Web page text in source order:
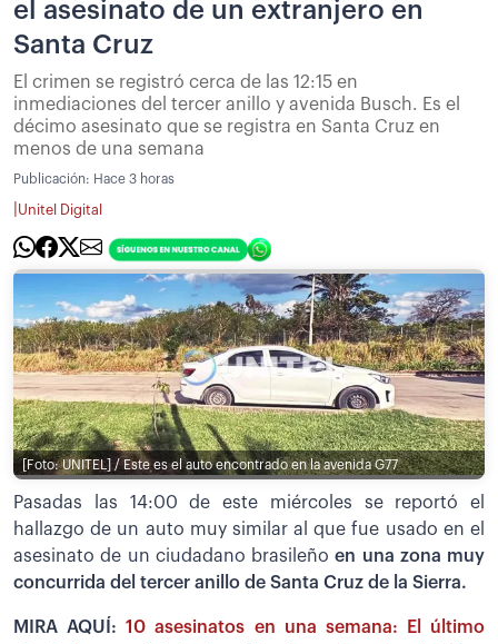
el asesinato de un extranjero en
Santa Cruz
El crimen se registró cerca de las 12:15 en
inmediaciones del tercer anillo y avenida Busch. Es el
décimo asesinato que se registra en Santa Cruz en
menos de una semana
Publicación: Hace 3 horas
Unitel Digital
[Foto: UNITEL] / Este es el auto encontrado en la avenida G77
Pasadas las 14:00 de este miércoles se reportó el
hallazgo de un auto muy similar al que fue usado en el
asesinato de un ciudadano brasileño en una zona muy
concurrida del tercer anillo de Santa Cruz de la Sierra.
MIRA AQUÍ:10 asesinatos en una semana: El último